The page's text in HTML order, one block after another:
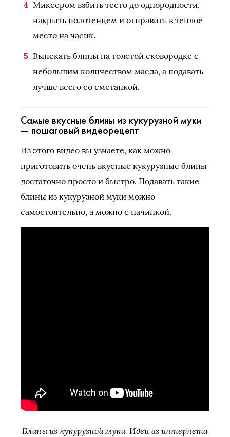
Миксером взбить тесто до однородности,
накрыть полотенцем и отправить в теплое
место на часик.
Выпекать блины на толстой сковородке с
небольшим количеством масла, а подавать
лучше всего со сметанкой.
Самые вкусные блины из кукурузной муки
— пошаговый видеорецепт
Из этого видео вы узнаете, как можно
приготовить очень вкусные кукурузные блины
достаточно просто и быстро. Подавать такие
блины из кукурузной муки можно
самостоятельно, а можно с начинкой.
Блины из кукурузной муки. Идеи из интернета